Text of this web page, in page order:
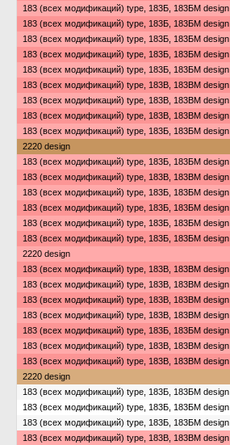
183 (всех модификаций) type, 183Б, 183БМ design
183 (всех модификаций) type, 183Б, 183БМ design
183 (всех модификаций) type, 183Б, 183БМ design
183 (всех модификаций) type, 183Б, 183БМ design
183 (всех модификаций) type, 183Б, 183БМ design
183 (всех модификаций) type, 183В, 183ВМ design
183 (всех модификаций) type, 183В, 183ВМ design
183 (всех модификаций) type, 183В, 183ВМ design
183 (всех модификаций) type, 183Б, 183БМ design
2220 design
183 (всех модификаций) type, 183Б, 183БМ design
183 (всех модификаций) type, 183В, 183ВМ design
183 (всех модификаций) type, 183Б, 183БМ design
183 (всех модификаций) type, 183Б, 183БМ design
183 (всех модификаций) type, 183Б, 183БМ design
183 (всех модификаций) type, 183Б, 183БМ design
2220 design
183 (всех модификаций) type, 183В, 183ВМ design
183 (всех модификаций) type, 183В, 183ВМ design
183 (всех модификаций) type, 183В, 183ВМ design
183 (всех модификаций) type, 183В, 183ВМ design
183 (всех модификаций) type, 183Б, 183БМ design
183 (всех модификаций) type, 183В, 183ВМ design
183 (всех модификаций) type, 183В, 183ВМ design
2220 design
183 (всех модификаций) type, 183Б, 183БМ design
183 (всех модификаций) type, 183Б, 183БМ design
183 (всех модификаций) type, 183Б, 183БМ design
183 (всех модификаций) type, 183В, 183ВМ design